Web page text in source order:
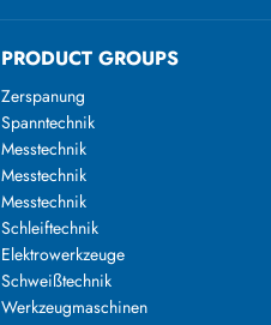
PRODUCT GROUPS
Zerspanung
Spanntechnik
Messtechnik
Messtechnik
Messtechnik
Schleiftechnik
Elektrowerkzeuge
Schweißtechnik
Werkzeugmaschinen